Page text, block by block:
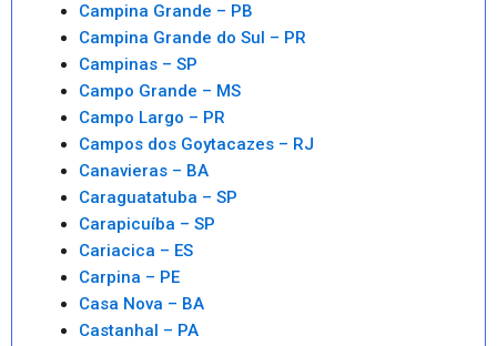
Campina Grande – PB
Campina Grande do Sul – PR
Campinas – SP
Campo Grande – MS
Campo Largo – PR
Campos dos Goytacazes – RJ
Canavieras – BA
Caraguatatuba – SP
Carapicuíba – SP
Cariacica – ES
Carpina – PE
Casa Nova – BA
Castanhal – PA